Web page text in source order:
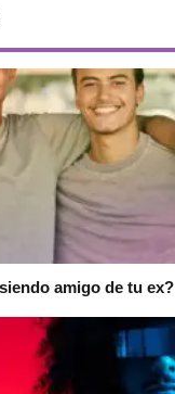
amigo de tu ex?